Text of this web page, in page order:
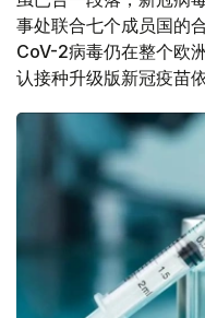
事处联合七个成员国的
CoV-2病毒仍在整个欧
认接种升级版新冠疫苗